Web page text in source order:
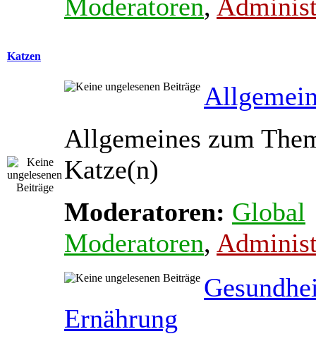
Moderatoren,
Katzen
Allgemeines zum
Katze(n)
Moderatoren: Global
Moderatoren,
Ernährung